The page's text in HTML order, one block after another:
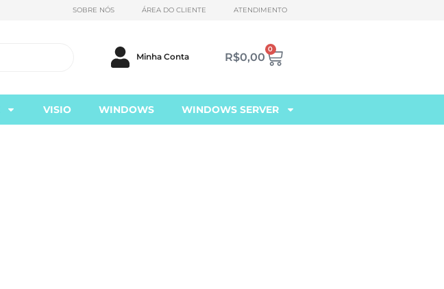
SOBRE NÓS ÁREA DO CLIENTE ATENDIMENTO
Minha Conta R$0,00
0
VISIO WINDOWS WINDOWS SERVER